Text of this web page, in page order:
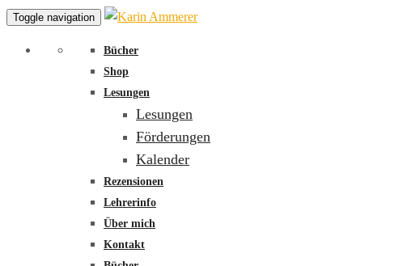
Toggle navigation
Bücher
Shop
Lesungen
Lesungen
Förderungen
Kalender
Rezensionen
Lehrerinfo
Über mich
Kontakt